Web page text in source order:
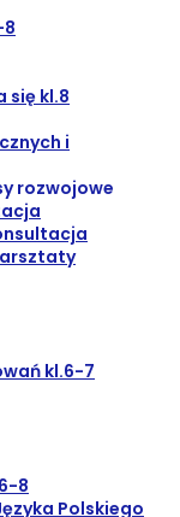
się kl.8
i
rozwojowe
kl.6-7
8
Polskiego